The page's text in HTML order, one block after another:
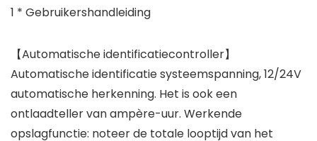
1 * Gebruikershandleiding
【Automatische identificatiecontroller】
Automatische identificatie systeemspanning, 12/24V
automatische herkenning. Het is ook een
ontlaadteller van ampère-uur. Werkende
opslagfunctie: noteer de totale looptijd van het